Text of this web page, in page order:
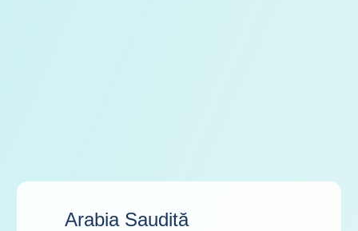
Arabia Saudită